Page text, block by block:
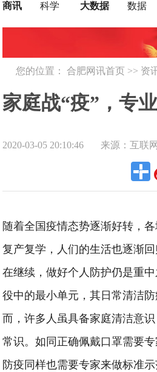
商讯
科学
大数据
数据
您的位置：合肥网讯首页 >> 资
家庭战“疫”，专
授居家防疫秘籍
2020-03-05 20:10:46 来源：互联网
随着全国疫情态势逐渐好转，
复产复学，人们的生活也逐渐
在继续，做好个人防护仍是重
役中的最小单元，其日常清洁
而，许多人虽具备家庭清洁意
常识。如同正确佩戴口罩需要
防疫同样也需要专家来做标准